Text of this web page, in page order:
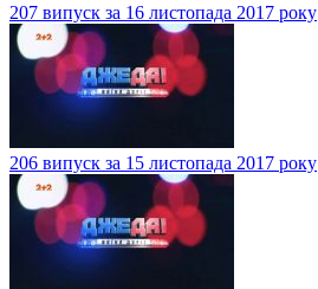
207 випуск за 16 листопада 2017 року
206 випуск за 15 листопада 2017 року